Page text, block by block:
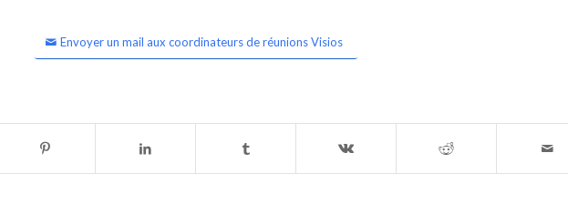
Envoyer un mail aux coordinateurs de réunions Visios